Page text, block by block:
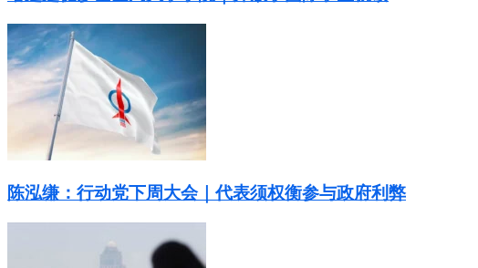
陈泓缣：行动党下周大会｜代表须权衡参与政府利弊